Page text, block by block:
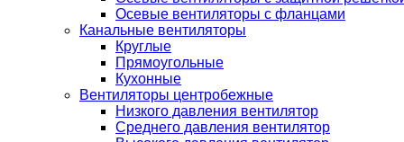
Осевые вентиляторы с фланцами
Канальные вентиляторы
Круглые
Прямоугольные
Кухонные
Вентиляторы центробежные
Низкого давления вентилятор
Среднего давления вентилятор